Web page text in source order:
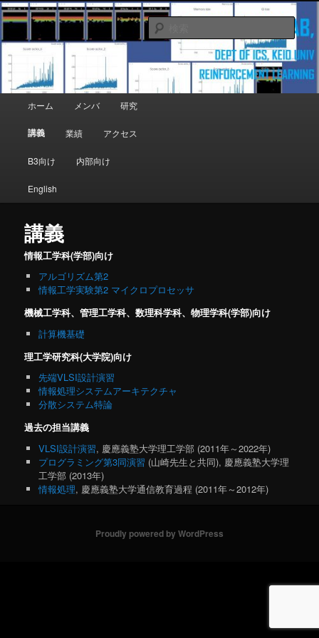
メインコンテンツへ移動
Matsutani Lab
Department of Information and Computer Science, Keio University
検
索
メインメニュー
ホーム メンバ 研究
講義 業績 アクセス
B3向け 内部向け
English
講義
情報工学科(学部)向け
アルゴリズム第2
情報工学実験第2 マイクロプロセッサ
機械工学科、管理工学科、数理科学科、物理学科(学部)向け
計算機基礎
理工学研究科(大学院)向け
先端VLSI設計演習
情報処理システムアーキテクチャ
分散システム特論
過去の担当講義
VLSI設計演習, 慶應義塾大学理工学部 (2011年～2022年)
プログラミング第3同演習 (山崎先生と共同), 慶應義塾大学理
工学部 (2013年)
情報処理, 慶應義塾大学通信教育過程 (2011年～2012年)
Proudly powered by WordPress